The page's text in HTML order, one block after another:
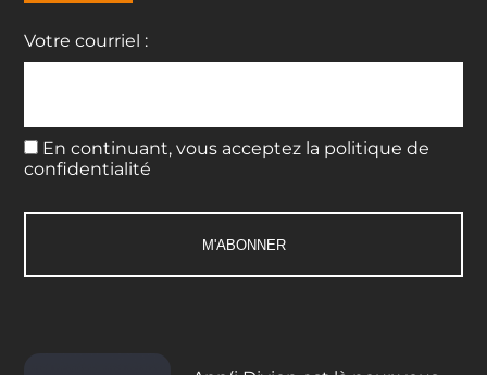
Votre courriel :
En continuant, vous acceptez la politique de
confidentialité